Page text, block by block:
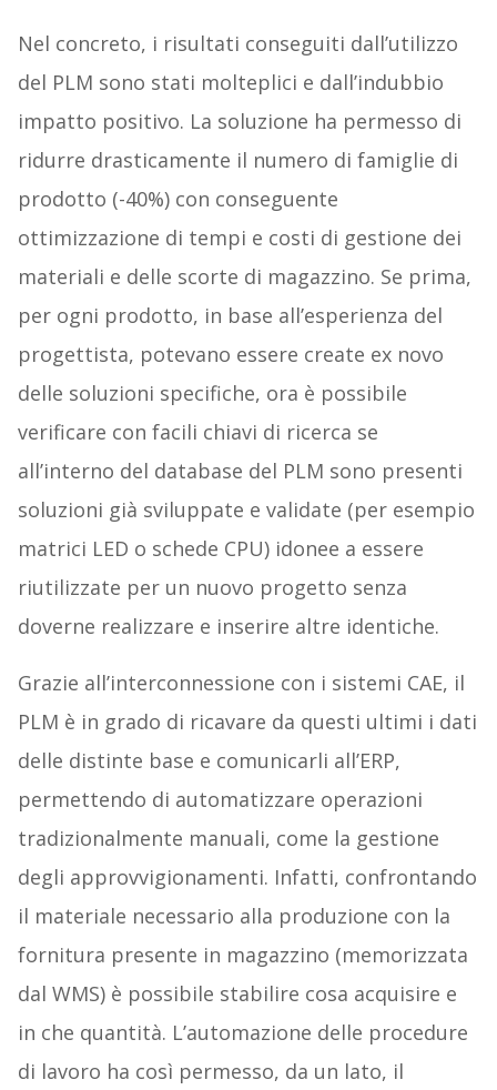
Nel concreto, i risultati conseguiti dall’utilizzo
del PLM sono stati molteplici e dall’indubbio
impatto positivo. La soluzione ha permesso di
ridurre drasticamente il numero di famiglie di
prodotto (-40%) con conseguente
ottimizzazione di tempi e costi di gestione dei
materiali e delle scorte di magazzino. Se prima,
per ogni prodotto, in base all’esperienza del
progettista, potevano essere create ex novo
delle soluzioni specifiche, ora è possibile
verificare con facili chiavi di ricerca se
all’interno del database del PLM sono presenti
soluzioni già sviluppate e validate (per esempio
matrici LED o schede CPU) idonee a essere
riutilizzate per un nuovo progetto senza
doverne realizzare e inserire altre identiche.
Grazie all’interconnessione con i sistemi CAE, il
PLM è in grado di ricavare da questi ultimi i dati
delle distinte base e comunicarli all’ERP,
permettendo di automatizzare operazioni
tradizionalmente manuali, come la gestione
degli approvvigionamenti. Infatti, confrontando
il materiale necessario alla produzione con la
fornitura presente in magazzino (memorizzata
dal WMS) è possibile stabilire cosa acquisire e
in che quantità. L’automazione delle procedure
di lavoro ha così permesso, da un lato, il